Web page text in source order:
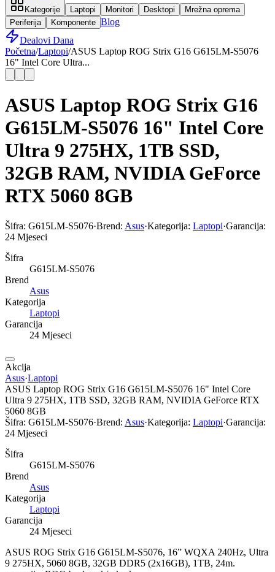
Kategorije Laptopi Monitori Desktopi
Mrežna oprema
Periferija
Komponente Blog
Dealovi Dana
Početna/Laptopi/ASUS Laptop ROG Strix G16 G615LM-S5076
16" Intel Core Ultra...
ASUS Laptop ROG Strix G16
G615LM-S5076 16" Intel Core
Ultra 9 275HX, 1TB SSD,
32GB RAM, NVIDIA GeForce
RTX 5060 8GB
Šifra: G615LM-S5076·Brend: Asus·Kategorija: Laptopi·Garancija:
24 Mjeseci
Šifra
G615LM-S5076
Brend
Asus
Kategorija
Laptopi
Garancija
24 Mjeseci
Akcija
Asus·Laptopi
ASUS Laptop ROG Strix G16 G615LM-S5076 16" Intel Core
Ultra 9 275HX, 1TB SSD, 32GB RAM, NVIDIA GeForce RTX
5060 8GB
Šifra: G615LM-S5076·Brend: Asus·Kategorija: Laptopi·Garancija:
24 Mjeseci
Šifra
G615LM-S5076
Brend
Asus
Kategorija
Laptopi
Garancija
24 Mjeseci
ASUS ROG Strix G16 G615LM-S5076, 16” WQXA 240Hz, Ultra
9 275HX, 5060 8GB, 32GB DDR5 (2x16GB), 1TB, 24m.